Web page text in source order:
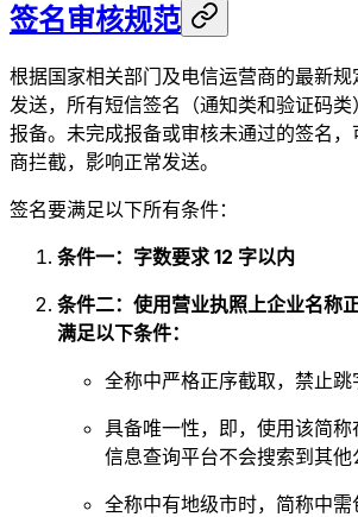
签名审核规范
根据国家相关部门及电信运营商的最新
发送，所有短信签名（通知类和验证码
报备。未完成报备或审核未通过的签名
商拦截，影响正常发送。
签名要满足以下所有条件：
条件一：字数要求 12 字以内
条件二：使用营业执照上企业名称
满足以下条件：
全称中严格正序截取，禁止跳
具备唯一性，即，使用该简
信息查询平台不会搜索到其他
全称中有地级市时，简称中需